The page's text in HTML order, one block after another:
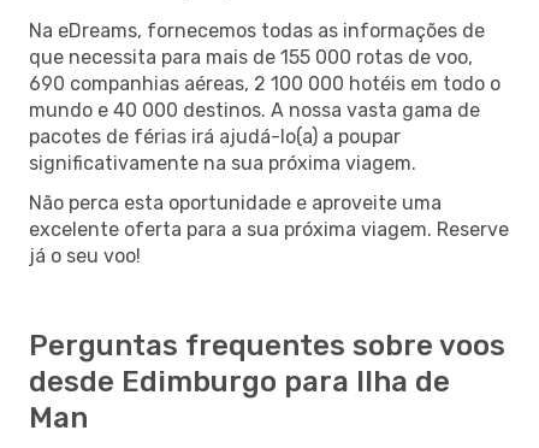
Na eDreams, fornecemos todas as informações de
que necessita para mais de 155 000 rotas de voo,
690 companhias aéreas, 2 100 000 hotéis em todo o
mundo e 40 000 destinos. A nossa vasta gama de
pacotes de férias irá ajudá-lo(a) a poupar
significativamente na sua próxima viagem.
Não perca esta oportunidade e aproveite uma
excelente oferta para a sua próxima viagem. Reserve
já o seu voo!
Perguntas frequentes sobre voos
desde Edimburgo para Ilha de
Man